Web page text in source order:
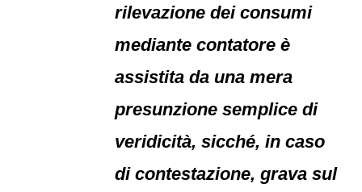
rilevazione dei consumi
mediante contatore è
assistita da una mera
presunzione semplice di
veridicità, sicché, in caso
di contestazione, grava sul